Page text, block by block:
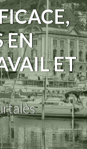
EN
ET